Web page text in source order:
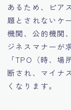
あるため、ピア
題とされないケ
機関、公的機関
ジネスマナーが
「TPO（時、
断され、マイナ
くなります。